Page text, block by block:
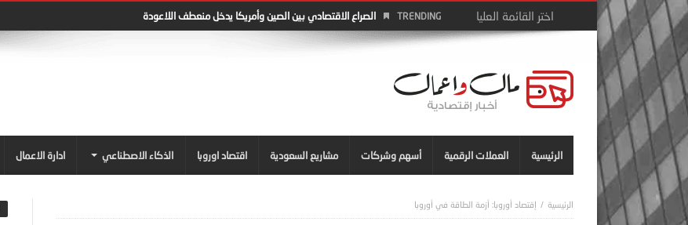
TRENDING الصراع الاقتصادي بين الصين وأمريكا يدخل منعطف اللاعودة
الرئيسية العملات الرقمية أسهم وشركات مشاريع السعودية اقتصاد اوروبا الذكاء الاصطناعي ادارة الاعمال
إقتصاد أوروبا: أزمة الطاقة في أوروبا